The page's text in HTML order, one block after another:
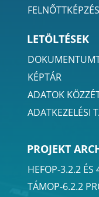
LETÖLTÉSEK
KÉPTÁR
ADATOK
ADATKEZELÉSI
PROJEKT
HEFOP-3.2.2 ÉS
TÁMOP-6.2.2